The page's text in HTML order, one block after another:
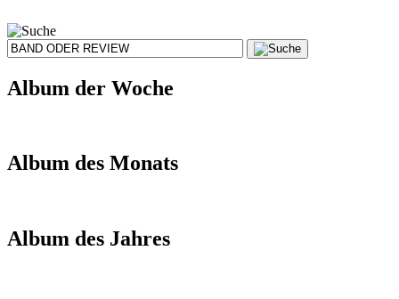
Album der Woche
Album des Monats
Album des Jahres